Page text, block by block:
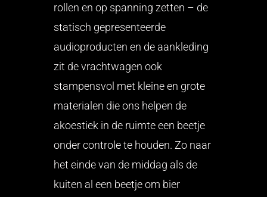
rollen en op spanning zetten – de
statisch gepresenteerde
audioproducten en de aankleding
zit de vrachtwagen ook
stampensvol met kleine en grote
materialen die ons helpen de
akoestiek in de ruimte een beetje
onder controle te houden. Zo naar
het einde van de middag als de
kuiten al een beetje om bier